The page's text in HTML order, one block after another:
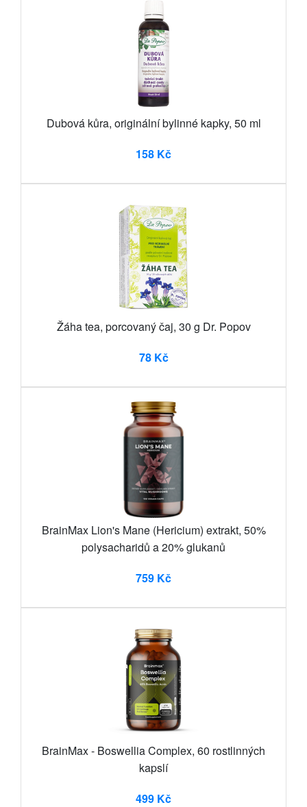
Dubová kůra, originální bylinné kapky, 50 ml
158 Kč
Žáha tea, porcovaný čaj, 30 g Dr. Popov
78 Kč
BrainMax Lion's Mane (Hericium) extrakt, 50%
polysacharidů a 20% glukanů
759 Kč
BrainMax - Boswellia Complex, 60 rostlinných
kapslí
499 Kč